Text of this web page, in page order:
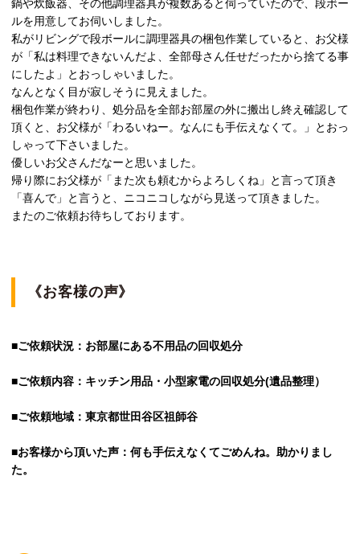
鍋や炊飯器、その他調理器具が複数あると伺っていたので、段ボー
ルを用意してお伺いしました。
私がリビングで段ボールに調理器具の梱包作業していると、お父様
が「私は料理できないんだよ、全部母さん任せだったから捨てる事
にしたよ」とおっしゃいました。
なんとなく目が寂しそうに見えました。
梱包作業が終わり、処分品を全部お部屋の外に搬出し終え確認して
頂くと、お父様が「わるいねー。なんにも手伝えなくて。」とおっ
しゃって下さいました。
優しいお父さんだなーと思いました。
帰り際にお父様が「また次も頼むからよろしくね」と言って頂き
「喜んで」と言うと、ニコニコしながら見送って頂きました。
またのご依頼お待ちしております。
《お客様の声》
■ご依頼状況：お部屋にある不用品の回収処分
■ご依頼内容：キッチン用品・小型家電の回収処分(遺品整理）
■ご依頼地域：東京都世田谷区祖師谷
■お客様から頂いた声：何も手伝えなくてごめんね。助かりまし
た。